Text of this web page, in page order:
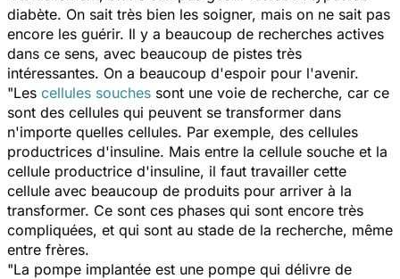
diabète. On sait très bien les soigner, mais on ne sait pas
encore les guérir. Il y a beaucoup de recherches actives
dans ce sens, avec beaucoup de pistes très
intéressantes. On a beaucoup d'espoir pour l'avenir.
"Les cellules souches sont une voie de recherche, car ce
sont des cellules qui peuvent se transformer dans
n'importe quelles cellules. Par exemple, des cellules
productrices d'insuline. Mais entre la cellule souche et la
cellule productrice d'insuline, il faut travailler cette
cellule avec beaucoup de produits pour arriver à la
transformer. Ce sont ces phases qui sont encore très
compliquées, et qui sont au stade de la recherche, même
entre frères.
"La pompe implantée est une pompe qui délivre de